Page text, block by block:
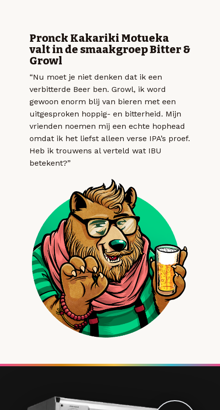
Pronck Kakariki Motueka
valt in de smaakgroep Bitter &
Growl
“Nu moet je niet denken dat ik een
verbitterde Beer ben. Growl, ik word
gewoon enorm blij van bieren met een
uitgesproken hoppig- en bitterheid. Mijn
vrienden noemen mij een echte hophead
omdat ik het liefst alleen verse IPA’s proef.
Heb ik trouwens al verteld wat IBU
betekent?”